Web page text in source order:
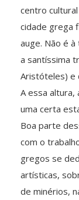
centro
cidade grega
auge. Não é à
a santíssima
Aristóteles) e
A essa altura,
uma certa
Boa parte
com o
gregos se
artísticas,
de minérios,